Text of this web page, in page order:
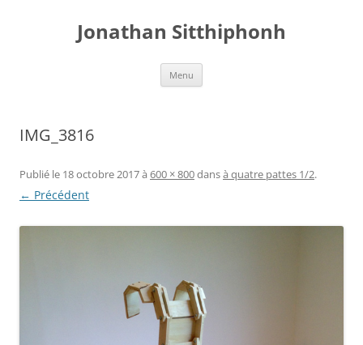
Jonathan Sitthiphonh
Menu
IMG_3816
Publié le 18 octobre 2017à 600 × 800dansà quatre pattes 1/2.
← Précédent